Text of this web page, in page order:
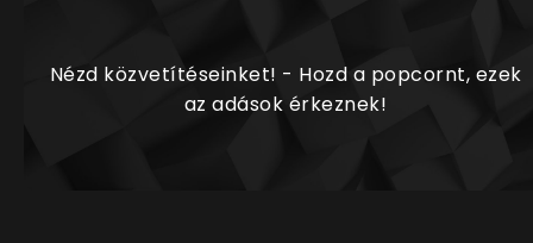
Nézd közvetítéseinket! - Hozd a popcornt, ezek
az adások érkeznek!